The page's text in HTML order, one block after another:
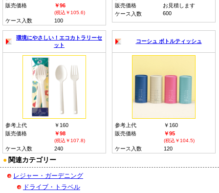
販売価格
￥96
(税込￥105.6)
ケース入数 100
販売価格
お見積します
ケース入数
600
環境にやさしい！エコカトラリーセ
ット
参考上代
￥160
販売価格
￥98
(税込￥107.8)
ケース入数 240
コーシュ ボトルティッシュ
参考上代
￥160
販売価格
￥95
(税込￥104.5)
ケース入数 120
● 関連カテゴリー
レジャー・ガーデニング
ドライブ・トラベル